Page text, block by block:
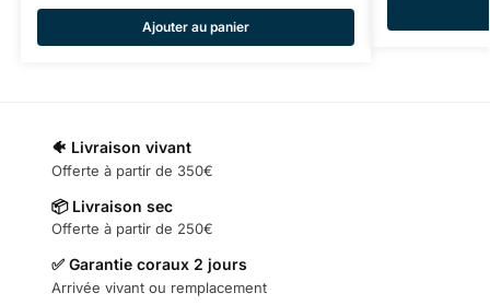
Ajouter au panier
🐠 Livraison vivant
Offerte à partir de 350€
📦 Livraison sec
Offerte à partir de 250€
✅ Garantie coraux 2 jours
Arrivée vivant ou remplacement